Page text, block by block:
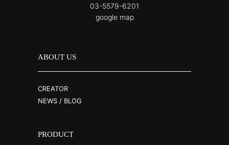
03-5579-6201
google map
ABOUT US
CREATOR
NEWS / BLOG
PRODUCT